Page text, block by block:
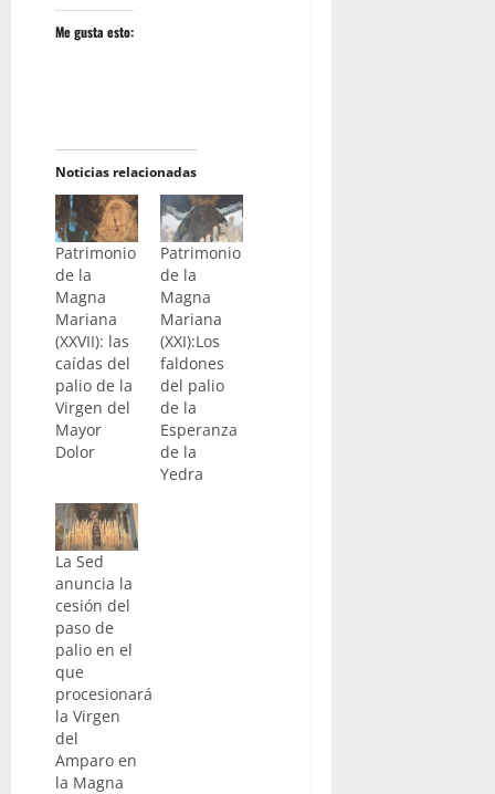
Me gusta esto:
Noticias relacionadas
Patrimonio
de la
Magna
Mariana
(XXVII): las
caídas del
palio de la
Virgen del
Mayor
Dolor
Patrimonio
de la
Magna
Mariana
(XXI):Los
faldones
del palio
de la
Esperanza
de la
Yedra
La Sed
anuncia la
cesión del
paso de
palio en el
que
procesionará
la Virgen
del
Amparo en
la Magna